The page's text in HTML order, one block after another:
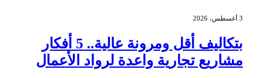
3 أغسطس، 2026
بتكاليف أقل ومرونة عالية.. 5 أفكار
مشاريع تجارية واعدة لرواد الأعمال